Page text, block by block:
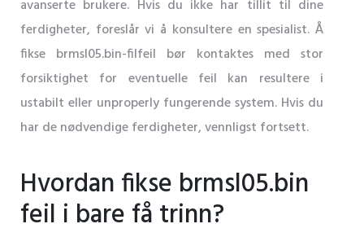
avanserte brukere. Hvis du ikke har tillit til dine
ferdigheter, foreslår vi å konsultere en spesialist. Å
fikse brmsl05.bin-filfeil bør kontaktes med stor
forsiktighet for eventuelle feil kan resultere i
ustabilt eller unproperly fungerende system. Hvis du
har de nødvendige ferdigheter, vennligst fortsett.
Hvordan fikse brmsl05.bin
feil i bare få trinn?